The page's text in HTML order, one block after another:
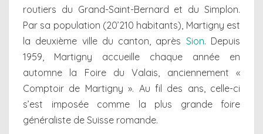
routiers du Grand-Saint-Bernard et du Simplon.
Par sa population (20’210 habitants), Martigny est
la deuxième ville du canton, après Sion. Depuis
1959, Martigny accueille chaque année en
automne la Foire du Valais, anciennement «
Comptoir de Martigny ». Au fil des ans, celle-ci
s’est imposée comme la plus grande foire
généraliste de Suisse romande.